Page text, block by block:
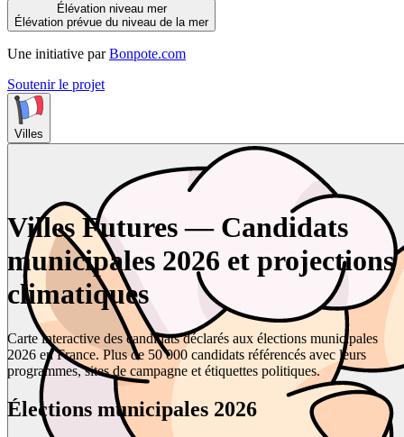
Élévation niveau mer
Élévation prévue du niveau de la mer
Une initiative par Bonpote.com
Soutenir le projet
Villes
Villes Futures — Candidats
municipales 2026 et projections
climatiques
Carte interactive des candidats déclarés aux élections municipales
2026 en France. Plus de 50 000 candidats référencés avec leurs
programmes, sites de campagne et étiquettes politiques.
Élections municipales 2026